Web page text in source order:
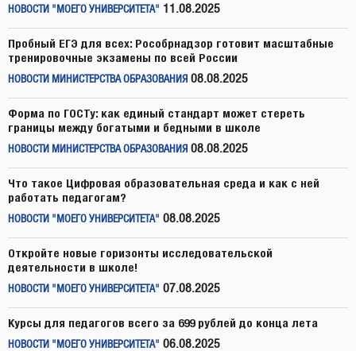
НОВОСТИ "МОЕГО УНИВЕРСИТЕТА" 11.08.2025
Пробный ЕГЭ для всех: Рособрнадзор готовит масштабные
тренировочные экзамены по всей России
НОВОСТИ МИНИСТЕРСТВА ОБРАЗОВАНИЯ 08.08.2025
Форма по ГОСТу: как единый стандарт может стереть
границы между богатыми и бедными в школе
НОВОСТИ МИНИСТЕРСТВА ОБРАЗОВАНИЯ 08.08.2025
Что такое Цифровая образовательная среда и как с ней
работать педагогам?
НОВОСТИ "МОЕГО УНИВЕРСИТЕТА" 08.08.2025
Откройте новые горизонты исследовательской
деятельности в школе!
НОВОСТИ "МОЕГО УНИВЕРСИТЕТА" 07.08.2025
Курсы для педагогов всего за 699 рублей до конца лета
НОВОСТИ "МОЕГО УНИВЕРСИТЕТА" 06.08.2025